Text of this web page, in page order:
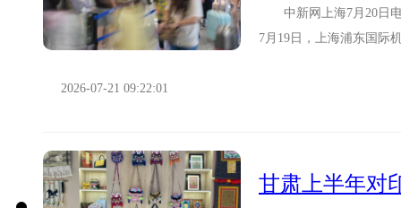
中新网上海7月20日电
7月19日，上海浦东国际
2026-07-21 09:22:01
甘肃上半年对